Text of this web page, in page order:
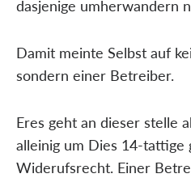
dasjenige umherwandern
Damit meinte Selbst auf
sondern einer Betreiber.
Eres geht an dieser stelle
alleinig um Dies 14-tattige
Widerufsrecht. Einer